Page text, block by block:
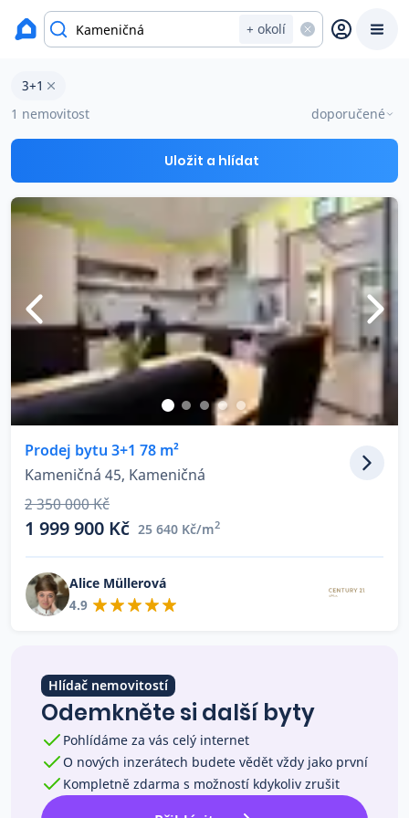
+ okolí
Prodat
Prodej s Reas.cz
Chytrý odhad ceny
Ceny prodaných nemovitostí
Okamžitý výkup
Přehled realitních makléřů
Co říkají naši zákazníci
Blog
O nás
Kariéra
okres Ústí nad Orlicí
Byty 3+1 na prodej Kameničná
3+1
1 nemovitost
doporučené
Uložit a hlídat
Prodej bytu 3+1 78 m²
Kameničná 45, Kameničná
2 350 000 Kč
1 999 900 Kč 25 640 Kč/m2
Alice Müllerová
4.9
Hlídač nemovitostí
Odemkněte si další byty
Pohlídáme za vás celý internet
O nových inzerátech budete vědět vždy jako první
Kompletně zdarma s možností kdykoliv zrušit